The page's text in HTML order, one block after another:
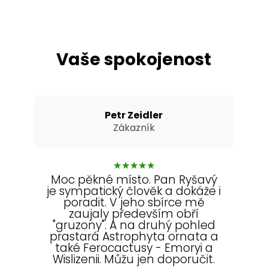
Vaše spokojenost
Petr Zeidler
Zákazník
★★★★★
Moc pěkné místo. Pan Ryšavý
je sympatický člověk a dokáže i
poradit. V jeho sbírce mě
zaujaly především obří
"gruzony". A na druhý pohled
prastará Astrophyta ornata a
také Ferocactusy - Emoryi a
Wislizenii. Můžu jen doporučit.